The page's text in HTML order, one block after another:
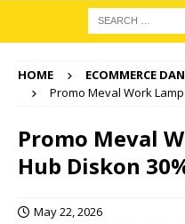
HOME ECOMMERCE
Promo Meval Work
Promo Meval
Hub Diskon
May 22, 2026